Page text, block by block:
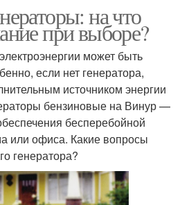
на что
при выборе?
может быть
если нет генератора,
источником энергии
бензиновые на Винур —
бесперебойной
или офиса. Какие вопросы
генератора?